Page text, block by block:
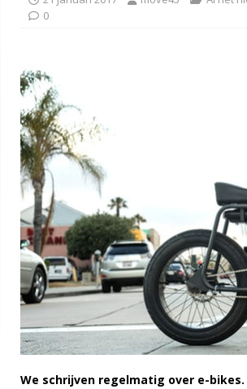
0
We schrijven regelmatig over e-bikes